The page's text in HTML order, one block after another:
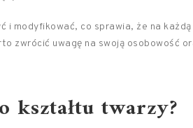
i modyfikować, co sprawia, że na każdą
zwrócić uwagę na swoją osobowość
kształtu twarzy?